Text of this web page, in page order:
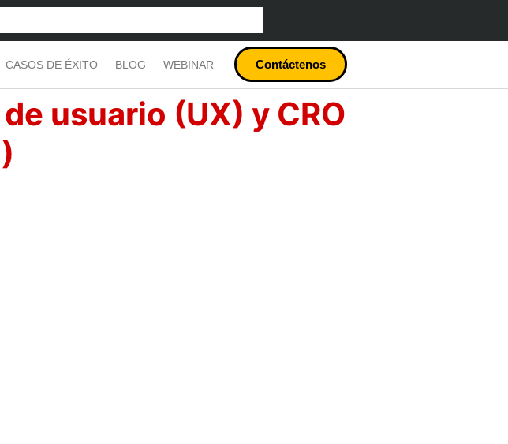
CASOS DE ÉXITO BLOG WEBINAR Contáctenos
usuario (UX) y CRO